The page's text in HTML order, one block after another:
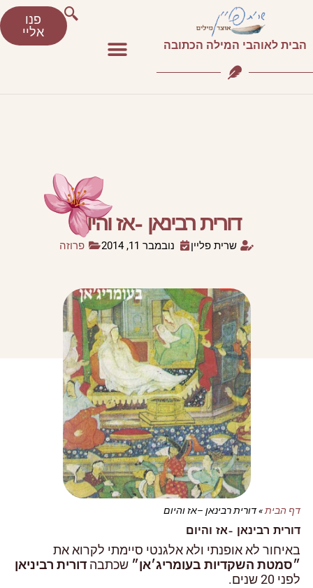
הבית לאוהבי המילה הכתובה
פנו
אליי
דורית רבינאן –אז והיום
שרית פליין נובמבר 11, 2014 פרוזה
דף הבית»דורית רבינאן –אז והיום
דורית רבינאן –אז והיום
באיחור לא אופנתי ולא אלגנטי סיימתי לקרוא את
״סמטת השקדיות בעומריג׳אן״ שכתבה דורית רביניאן
לפני 20 שנים.